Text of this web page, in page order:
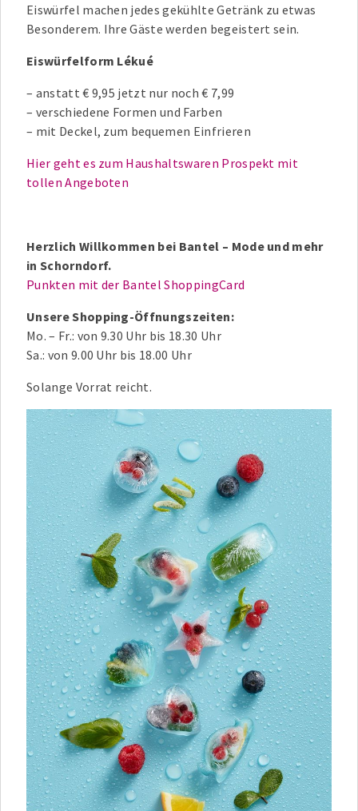
Eiswürfel machen jedes gekühlte Getränk zu etwas
Besonderem. Ihre Gäste werden begeistert sein.
Eiswürfelform Lékué
– anstatt € 9,95 jetzt nur noch € 7,99
– verschiedene Formen und Farben
– mit Deckel, zum bequemen Einfrieren
Hier geht es zum Haushaltswaren Prospekt mit
tollen Angeboten
Herzlich Willkommen bei Bantel – Mode und mehr
in Schorndorf.
Punkten mit der Bantel ShoppingCard
Unsere Shopping-Öffnungszeiten:
Mo. – Fr.: von 9.30 Uhr bis 18.30 Uhr
Sa.: von 9.00 Uhr bis 18.00 Uhr
Solange Vorrat reicht.